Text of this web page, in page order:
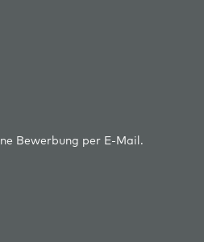
Bewerbung per E-Mail.